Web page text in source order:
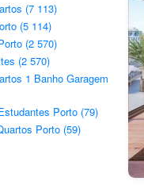
(7 113)
(5 114)
(2 570)
(2 570)
1 Banho Garagem
Porto (79)
Porto (59)